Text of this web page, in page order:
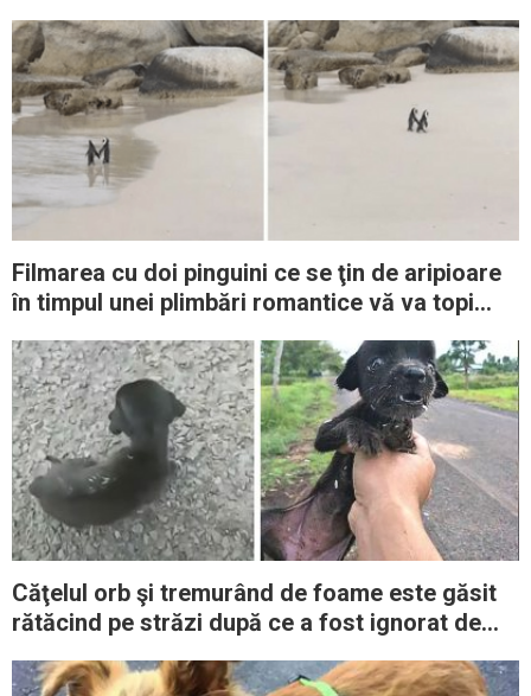
Filmarea cu doi pinguini ce se ţin de aripioare
în timpul unei plimbări romantice vă va topi
Căţelul orb şi tremurând de foame este găsit
rătăcind pe străzi după ce a fost ignorat de